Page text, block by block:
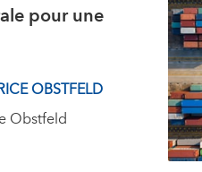
pour une
OBSTFELD
Obstfeld